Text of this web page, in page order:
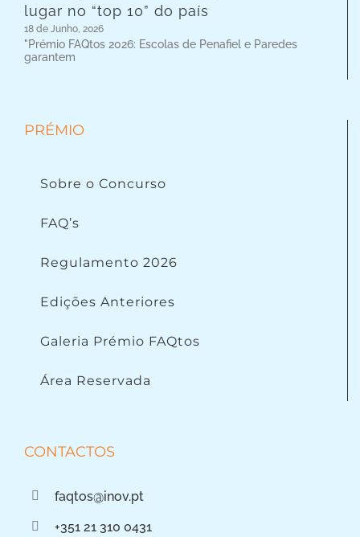
lugar no “top 10” do país
18 de Junho, 2026
"Prémio FAQtos 2026: Escolas de Penafiel e Paredes
garantem
PRÉMIO
Sobre o Concurso
FAQ’s
Regulamento 2026
Edições Anteriores
Galeria Prémio FAQtos
Área Reservada
CONTACTOS
faqtos@inov.pt
+351 21 310 0431